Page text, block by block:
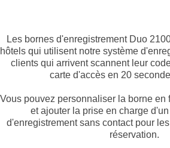
Les bornes d'enregistrement Duo
hôtels qui utilisent notre système
clients qui arrivent scannent leur
carte d'accès en 20
Vous pouvez personnaliser la borne en
et ajouter la prise en charge
d'enregistrement sans contact pour
réservation.